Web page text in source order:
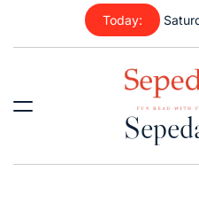
content
Today: